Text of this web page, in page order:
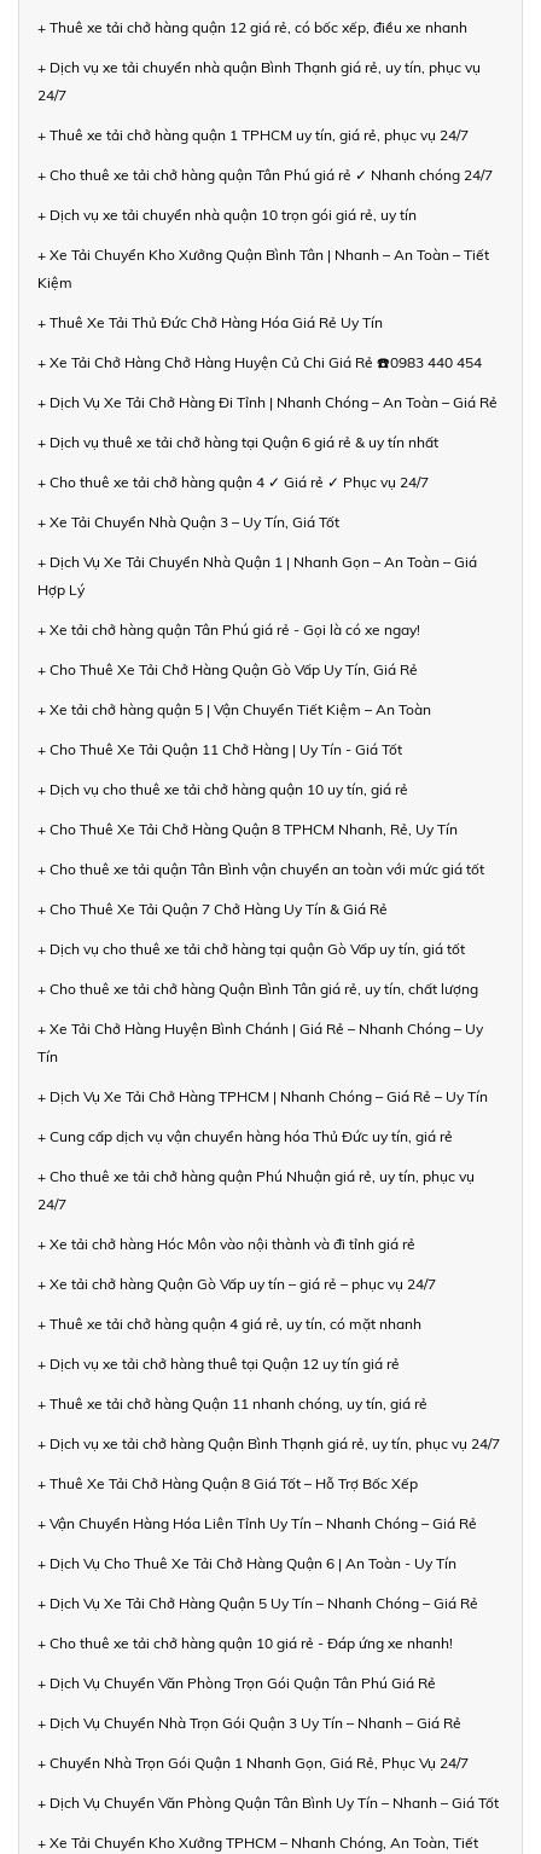
+ Thuê xe tải chở hàng quận 12 giá rẻ, có bốc xếp, điều xe nhanh
+ Dịch vụ xe tải chuyển nhà quận Bình Thạnh giá rẻ, uy tín, phục vụ
24/7
+ Thuê xe tải chở hàng quận 1 TPHCM uy tín, giá rẻ, phục vụ 24/7
+ Cho thuê xe tải chở hàng quận Tân Phú giá rẻ ✓ Nhanh chóng 24/7
+ Dịch vụ xe tải chuyển nhà quận 10 trọn gói giá rẻ, uy tín
+ Xe Tải Chuyển Kho Xưởng Quận Bình Tân | Nhanh – An Toàn – Tiết
Kiệm
+ Thuê Xe Tải Thủ Đức Chở Hàng Hóa Giá Rẻ Uy Tín
+ Xe Tải Chở Hàng Chở Hàng Huyện Củ Chi Giá Rẻ ☎️0983 440 454
+ Dịch Vụ Xe Tải Chở Hàng Đi Tỉnh | Nhanh Chóng – An Toàn – Giá Rẻ
+ Dịch vụ thuê xe tải chở hàng tại Quận 6 giá rẻ & uy tín nhất
+ Cho thuê xe tải chở hàng quận 4 ✓ Giá rẻ ✓ Phục vụ 24/7
+ Xe Tải Chuyển Nhà Quận 3 – Uy Tín, Giá Tốt
+ Dịch Vụ Xe Tải Chuyển Nhà Quận 1 | Nhanh Gọn – An Toàn – Giá
Hợp Lý
+ Xe tải chở hàng quận Tân Phú giá rẻ - Gọi là có xe ngay!
+ Cho Thuê Xe Tải Chở Hàng Quận Gò Vấp Uy Tín, Giá Rẻ
+ Xe tải chở hàng quận 5 | Vận Chuyển Tiết Kiệm – An Toàn
+ Cho Thuê Xe Tải Quận 11 Chở Hàng | Uy Tín - Giá Tốt
+ Dịch vụ cho thuê xe tải chở hàng quận 10 uy tín, giá rẻ
+ Cho Thuê Xe Tải Chở Hàng Quận 8 TPHCM Nhanh, Rẻ, Uy Tín
+ Cho thuê xe tải quận Tân Bình vận chuyển an toàn với mức giá tốt
+ Cho Thuê Xe Tải Quận 7 Chở Hàng Uy Tín & Giá Rẻ
+ Dịch vụ cho thuê xe tải chở hàng tại quận Gò Vấp uy tín, giá tốt
+ Cho thuê xe tải chở hàng Quận Bình Tân giá rẻ, uy tín, chất lượng
+ Xe Tải Chở Hàng Huyện Bình Chánh | Giá Rẻ – Nhanh Chóng – Uy
Tín
+ Dịch Vụ Xe Tải Chở Hàng TPHCM | Nhanh Chóng – Giá Rẻ – Uy Tín
+ Cung cấp dịch vụ vận chuyển hàng hóa Thủ Đức uy tín, giá rẻ
+ Cho thuê xe tải chở hàng quận Phú Nhuận giá rẻ, uy tín, phục vụ
24/7
+ Xe tải chở hàng Hóc Môn vào nội thành và đi tỉnh giá rẻ
+ Xe tải chở hàng Quận Gò Vấp uy tín – giá rẻ – phục vụ 24/7
+ Thuê xe tải chở hàng quận 4 giá rẻ, uy tín, có mặt nhanh
+ Dịch vụ xe tải chở hàng thuê tại Quận 12 uy tín giá rẻ
+ Thuê xe tải chở hàng Quận 11 nhanh chóng, uy tín, giá rẻ
+ Dịch vụ xe tải chở hàng Quận Bình Thạnh giá rẻ, uy tín, phục vụ 24/7
+ Thuê Xe Tải Chở Hàng Quận 8 Giá Tốt – Hỗ Trợ Bốc Xếp
+ Vận Chuyển Hàng Hóa Liên Tỉnh Uy Tín – Nhanh Chóng – Giá Rẻ
+ Dịch Vụ Cho Thuê Xe Tải Chở Hàng Quận 6 | An Toàn - Uy Tín
+ Dịch Vụ Xe Tải Chở Hàng Quận 5 Uy Tín – Nhanh Chóng – Giá Rẻ
+ Cho thuê xe tải chở hàng quận 10 giá rẻ - Đáp ứng xe nhanh!
+ Dịch Vụ Chuyển Văn Phòng Trọn Gói Quận Tân Phú Giá Rẻ
+ Dịch Vụ Chuyển Nhà Trọn Gói Quận 3 Uy Tín – Nhanh – Giá Rẻ
+ Chuyển Nhà Trọn Gói Quận 1 Nhanh Gọn, Giá Rẻ, Phục Vụ 24/7
+ Dịch Vụ Chuyển Văn Phòng Quận Tân Bình Uy Tín – Nhanh – Giá Tốt
+ Xe Tải Chuyển Kho Xưởng TPHCM – Nhanh Chóng, An Toàn, Tiết